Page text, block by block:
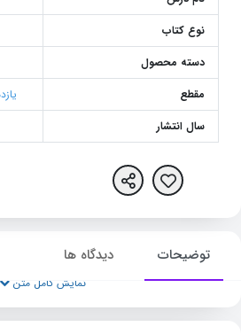
نوع کتاب
دسته محصول
مقطع
سال انتشار
توضیحات دیدگاه ها
نمایش کامل متن